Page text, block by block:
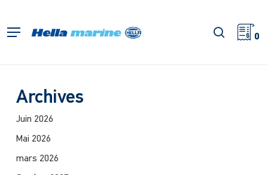
l'accueil
Menu 0
Archives
Juin 2026
Mai 2026
mars 2026